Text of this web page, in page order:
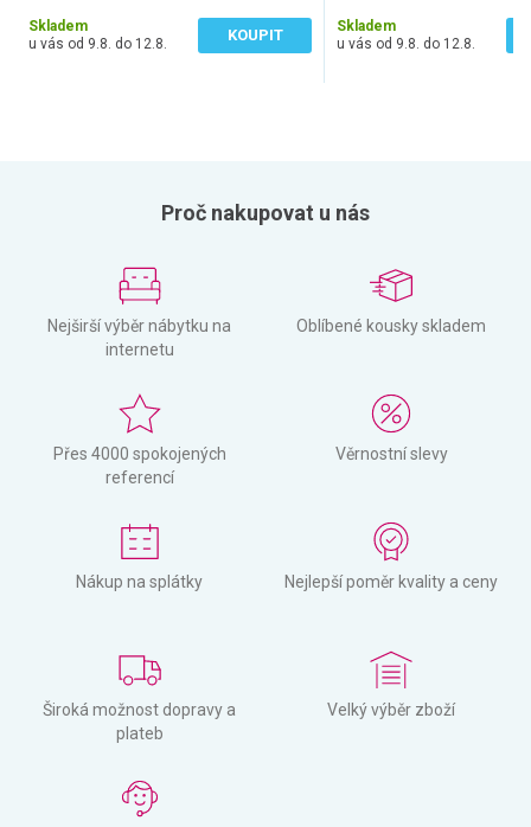
Skladem
u vás od 9.8. do 12.8.
KOUPIT
Skladem
u vás od 9.8. do 12.8.
Proč nakupovat u nás
Nejširší výběr nábytku na
internetu
Oblíbené kousky skladem
Přes 4000 spokojených
referencí
Věrnostní slevy
Nákup na splátky Nejlepší poměr kvality a ceny
Široká možnost dopravy a
plateb
Velký výběr zboží